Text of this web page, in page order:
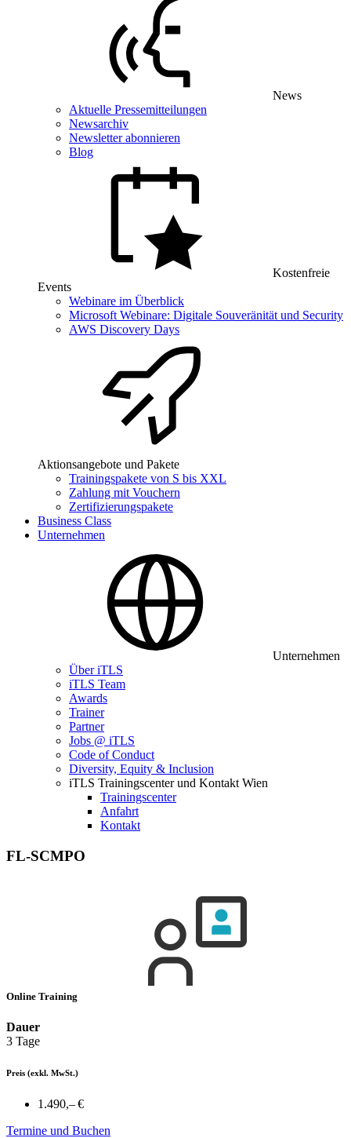
News
Aktuelle Pressemitteilungen
Newsarchiv
Newsletter abonnieren
Blog
Kostenfreie
Events
Webinare im Überblick
Microsoft Webinare: Digitale Souveränität und Security
AWS Discovery Days
Aktionsangebote und Pakete
Trainingspakete von S bis XXL
Zahlung mit Vouchern
Zertifizierungspakete
Business Class
Unternehmen
Unternehmen
Über iTLS
iTLS Team
Awards
Trainer
Partner
Jobs @ iTLS
Code of Conduct
Diversity, Equity & Inclusion
iTLS Trainingscenter und Kontakt Wien
Trainingscenter
Anfahrt
Kontakt
FL-SCMPO
Online Training
Dauer
3 Tage
Preis (exkl. MwSt.)
1.490,– €
Termine und Buchen